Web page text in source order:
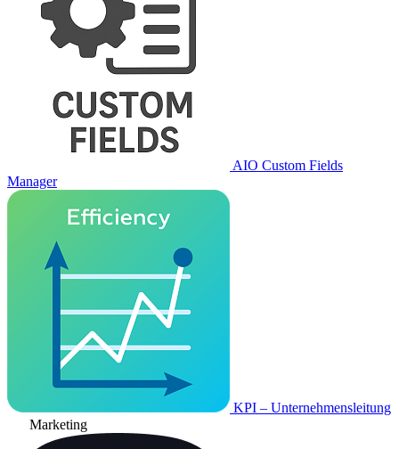
AIO Custom Fields
Manager
KPI – Unternehmensleitung
Marketing